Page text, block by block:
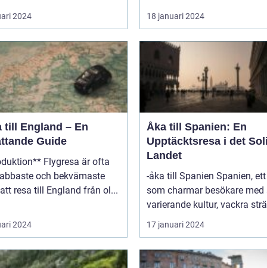
2024 18 januari 2024
till England – En
Guide
Flygresa är ofta
och bekvämaste
resa till England från ol...
2024
Åka till Spanien: En
Upptäcktsresa i det
Landet
-åka till Spanien Spanien, ett land
som charmar besökare med
varierande kultur, vackra
17 januari 2024